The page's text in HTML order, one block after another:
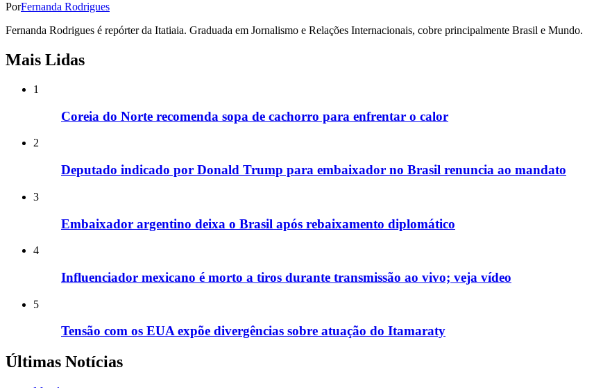
PorFernanda Rodrigues
Fernanda Rodrigues é repórter da Itatiaia. Graduada em Jornalismo e Relações Internacionais, cobre principalmente Brasil e Mundo.
Mais Lidas
1
Coreia do Norte recomenda sopa de cachorro para enfrentar o calor
2
Deputado indicado por Donald Trump para embaixador no Brasil renuncia ao mandato
3
Embaixador argentino deixa o Brasil após rebaixamento diplomático
4
Influenciador mexicano é morto a tiros durante transmissão ao vivo; veja vídeo
5
Tensão com os EUA expõe divergências sobre atuação do Itamaraty
Últimas Notícias